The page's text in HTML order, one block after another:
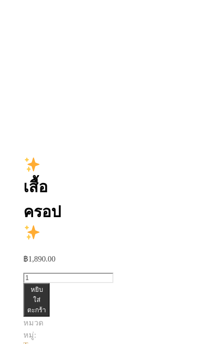
เสื้อ
ครอป
฿1,890.00
จำนวน
เสื้อ
ครอป
ชิ้น
หยิบ
ใส่
ตะกร้า
หมวด
หมู่: